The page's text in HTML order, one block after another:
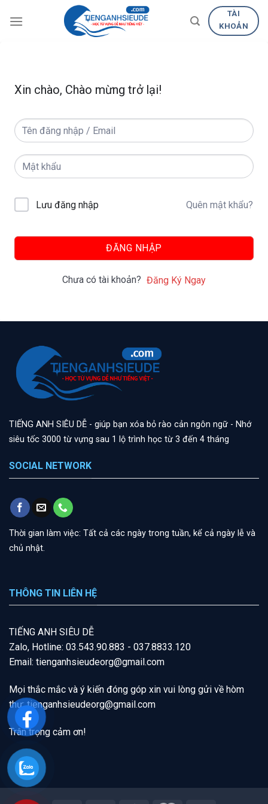
TÀI
KHOẢN
Xin chào, Chào mừng trở lại!
Lưu đăng nhập Quên mật khẩu?
ĐĂNG NHẬP
Chưa có tài khoản? Đăng Ký Ngay
TIẾNG ANH SIÊU DỄ - giúp bạn xóa bỏ rào cản ngôn ngữ - Nhớ
siêu tốc 3000 từ vựng sau 1 lộ trình học từ 3 đến 4 tháng
SOCIAL NETWORK
Thời gian làm việc: Tất cả các ngày trong tuần, kể cả ngày lễ và
chủ nhật.
THÔNG TIN LIÊN HỆ
T IẾNG ANH SIÊU DỄ
Zalo, Hotline: 03.543.90.883 - 037.8833.120
Email: tienganhsieudeorg@gmail.com
Mọi thắc mắc và ý kiến đóng góp xin vui lòng gửi về hòm
thư:tienganhsieudeorg@gmail .com
Trân trọng cảm ơn!